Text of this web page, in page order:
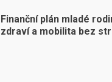
Finanční plán mladé
zdraví a mobilita bez